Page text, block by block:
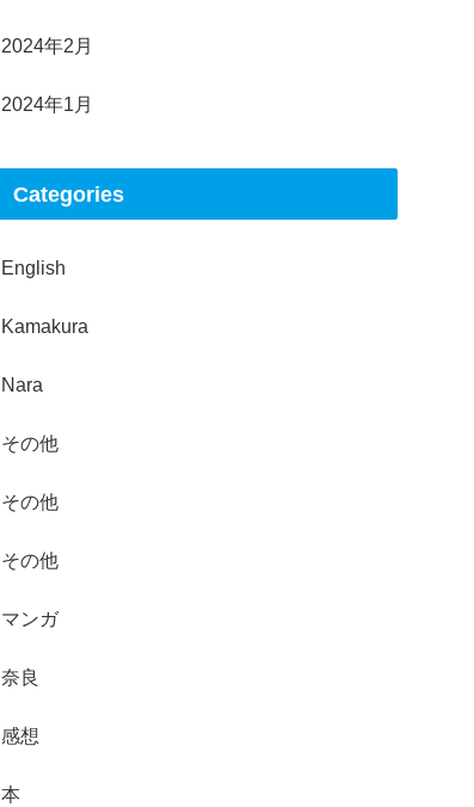
2024年2月
2024年1月
Categories
English
Kamakura
Nara
その他
その他
その他
マンガ
奈良
感想
本